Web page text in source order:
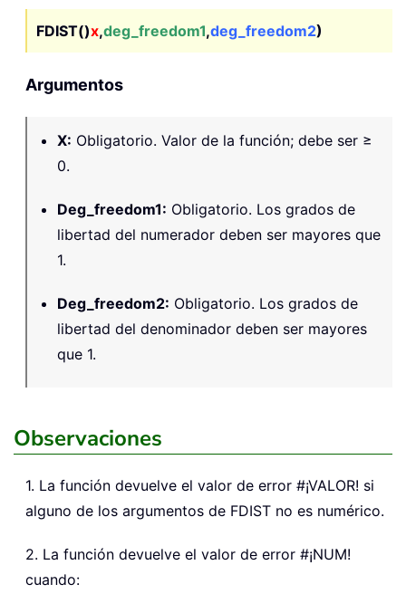
FDIST()x,deg_freedom1,deg_freedom2)
Argumentos
X: Obligatorio. Valor de la función; debe ser ≥
0.
Deg_freedom1: Obligatorio. Los grados de
libertad del numerador deben ser mayores que
1.
Deg_freedom2: Obligatorio. Los grados de
libertad del denominador deben ser mayores
que 1.
Observaciones
1. La función devuelve el valor de error #¡VALOR! si
alguno de los argumentos de FDIST no es numérico.
2. La función devuelve el valor de error #¡NUM!
cuando: